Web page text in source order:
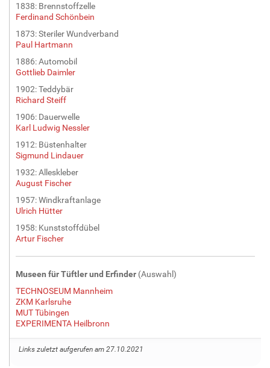
1838: Brennstoffzelle
Ferdinand Schönbein
1873: Steriler Wundverband
Paul Hartmann
1886: Automobil
Gottlieb Daimler
1902: Teddybär
Richard Steiff
1906: Dauerwelle
Karl Ludwig Nessler
1912: Büstenhalter
Sigmund Lindauer
1932: Alleskleber
August Fischer
1957: Windkraftanlage
Ulrich Hütter
1958: Kunststoffdübel
Artur Fischer
Museen für Tüftler und Erfinder (Auswahl)
TECHNOSEUM Mannheim
ZKM Karlsruhe
MUT Tübingen
EXPERIMENTA Heilbronn
Links zuletzt aufgerufen am 27.10.2021